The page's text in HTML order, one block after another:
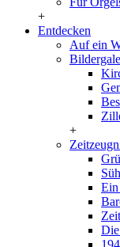
+
Entdecken
Auf ein
+
Ein